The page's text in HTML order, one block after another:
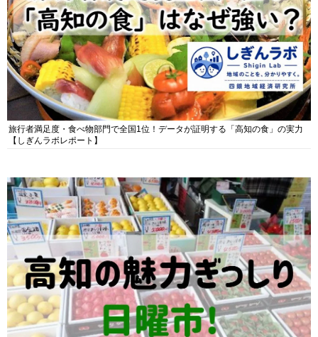
旅行者満足度・食べ物部門で全国1位！データが証明する「高知の食」の実力
【しぎんラボレポート】